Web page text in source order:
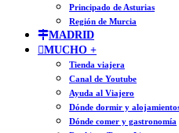
Principado de Asturias
Región de Murcia
MADRID
MUCHO +
Tienda viajera
Canal de Youtube
Ayuda al Viajero
Dónde dormir y
Dónde comer y gastronomía